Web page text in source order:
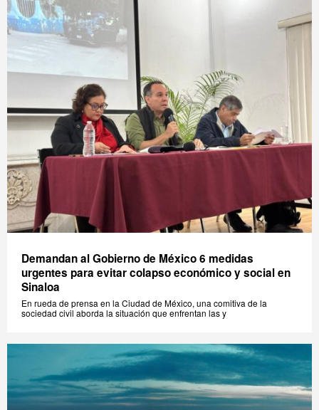
Demandan al Gobierno de México 6 medidas
urgentes para evitar colapso económico y social en
Sinaloa
En rueda de prensa en la Ciudad de México, una comitiva de la
sociedad civil aborda la situación que enfrentan las y